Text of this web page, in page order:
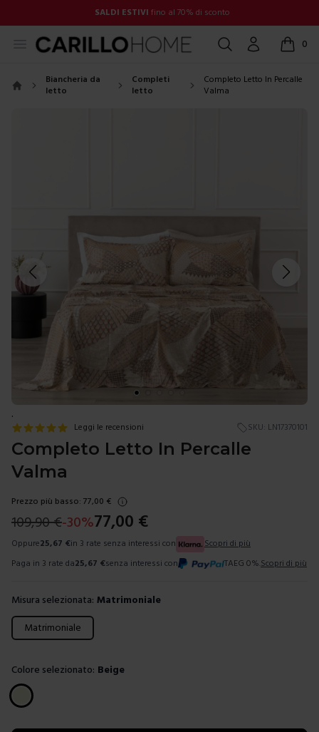
SALDI ESTIVI fino al 70% di sconto
Open menu Cerca Account 0
items
Biancheria da
letto
Completi
letto
Completo Letto In Percalle
Valma
.
Leggi le recensioni SKU: LN17370101
Completo Letto In Percalle
Valma
Prezzo più basso: 77,00 €
109,90€-30%77,00 €
Oppure25,67 €in 3 rate senza interessi con
Scopri di più
Paga in 3 rate da25,67 €senza interessi con TAEG 0%. Scopri di più
Misura selezionata: Matrimoniale
Scegli una misura
Matrimoniale
Colore selezionato: Beige
Scegli un colore